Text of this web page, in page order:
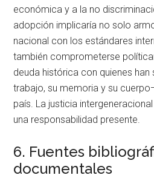
económica y a la no
adopción implicaría no solo
nacional con los estándares
también comprometerse
deuda histórica con quienes
trabajo, su memoria y su
país. La justicia
una responsabilidad presente.
6. Fuentes
documentales